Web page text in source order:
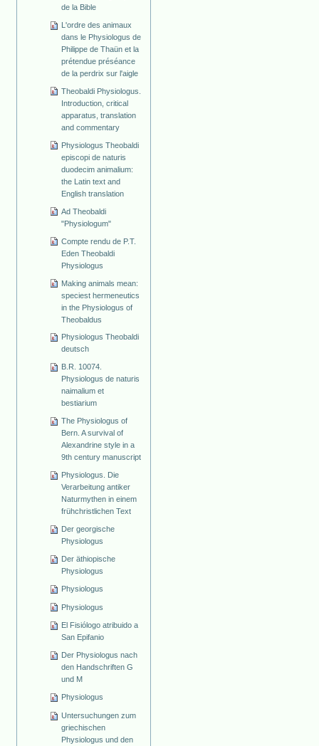
de la Bible
L'ordre des animaux
dans le Physiologus de
Philippe de Thaün et la
prétendue préséance
de la perdrix sur l'aigle
Theobaldi Physiologus.
Introduction, critical
apparatus, translation
and commentary
Physiologus Theobaldi
episcopi de naturis
duodecim animalium:
the Latin text and
English translation
Ad Theobaldi
"Physiologum"
Compte rendu de P.T.
Eden Theobaldi
Physiologus
Making animals mean:
speciest hermeneutics
in the Physiologus of
Theobaldus
Physiologus Theobaldi
deutsch
B.R. 10074.
Physiologus de naturis
naimalium et
bestiarium
The Physiologus of
Bern. A survival of
Alexandrine style in a
9th century manuscript
Physiologus. Die
Verarbeitung antiker
Naturmythen in einem
frühchristlichen Text
Der georgische
Physiologus
Der äthiopische
Physiologus
Physiologus
Physiologus
El Fisiólogo atribuido a
San Epifanio
Der Physiologus nach
den Handschriften G
und M
Physiologus
Untersuchungen zum
griechischen
Physiologus und den